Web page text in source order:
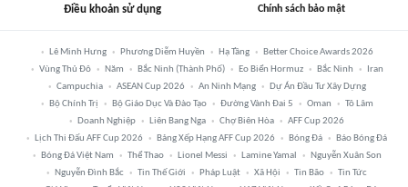
Điều khoản sử dụng Chính sách bảo mật
Lê Minh Hưng Phương Diễm Huyền Hạ Tầng
Better Choice Awards 2026
Vùng Thủ Đô
Năm Bắc Ninh (thành Phố) Eo Biển Hormuz Bắc Ninh
Iran
Campuchia
ASEAN Cup 2026 An Ninh Mạng
Dự Án Đầu Tư Xây Dựng
Bộ Chính Trị
Bộ Giáo Dục Và Đào Tạo Đường Vành Đai 5 Oman
Tô Lâm
Doanh Nghiệp
Liên Bang Nga Chợ Biên Hòa
AFF Cup 2026
Lịch Thi Đấu AFF Cup 2026
Bảng Xếp Hạng AFF Cup 2026 Bóng Đá
Báo Bóng Đá
Bóng Đá Việt Nam
Thể Thao Lionel Messi Lamine Yamal
Nguyễn Xuân Son
Nguyễn Đình Bắc
Tin Thế Giới Pháp Luật Xã Hội Tin Bão
Tin Tức